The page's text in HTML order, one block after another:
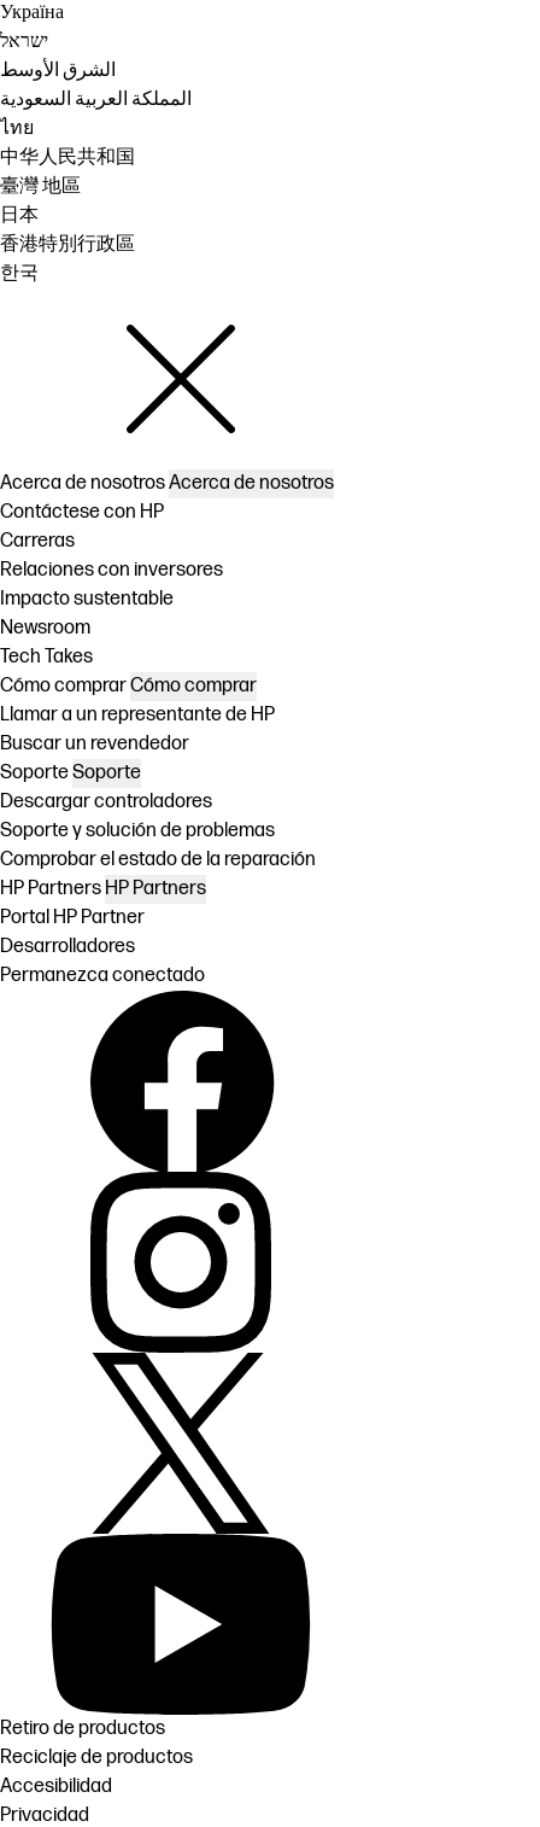
Україна
ישראל
الشرق الأوسط
المملكة العربية السعودية
ไทย
中华人民共和国
臺灣 地區
日本
香港特別行政區
한국
Acerca de nosotrosAcerca de nosotros
Contáctese con HP
Carreras
Relaciones con inversores
Impacto sustentable
Newsroom
Tech Takes
Cómo comprarCómo comprar
Llamar a un representante de HP
Buscar un revendedor
SoporteSoporte
Descargar controladores
Soporte y solución de problemas
Comprobar el estado de la reparación
HP Partners HP Partners
Portal HP Partner
Desarrolladores
Permanezca conectado
Retiro de productos
Reciclaje de productos
Accesibilidad
Privacidad